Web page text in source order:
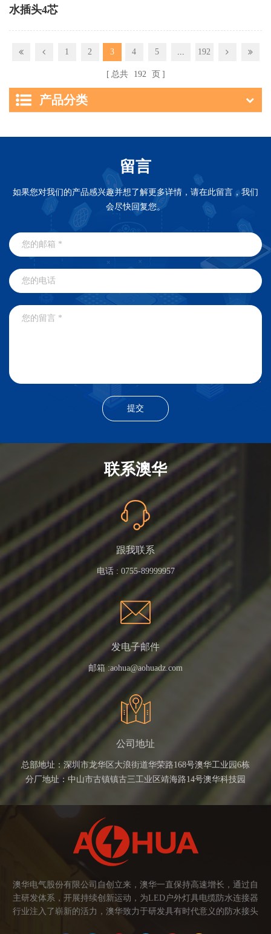
水插头4芯
1 2 3 4 5 ... 192
总共 192 页
产品分类
留言
如果您对我们的产品感兴趣并想了解更多详情，请在此留言，我们
会尽快回复您。
联系澳华
跟我联系
电话 : 0755-89999957
发电子邮件
邮箱 :aohua@aohuadz.com
公司地址
总部地址：深圳市龙华区大浪街道华荣路168号澳华工业园6栋
分厂地址：中山市古镇镇古三工业区靖海路14号澳华科技园
澳华电气股份有限公司自创立来，澳华一直保持高速增长，通过自
主研发体系，开展持续创新运动，为LED户外灯具电缆防水连接器
行业注入了崭新的活力，澳华致力于研发具有时代意义的防水接头